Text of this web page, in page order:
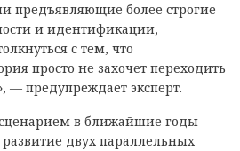
предъявляющие более строгие
и идентификации,
с тем, что
просто не захочет переходить
— предупреждает эксперт.
в ближайшие годы
двух параллельных